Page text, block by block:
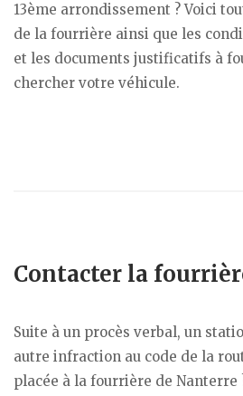
13ème arrondissement ? Voici
de la fourrière ainsi que les
et les documents justificatifs à
chercher votre véhicule.
Contacter la
Suite à un procès verbal, un
autre infraction au code de la
placée à la fourrière de Nanterre